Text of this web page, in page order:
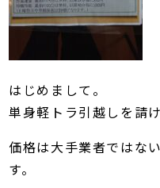
はじめまして。
単身軽トラ引越しを請
価格は大手業者ではな
す。